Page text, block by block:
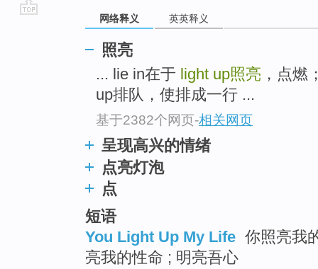
网络释义 英英释义
照亮
... lie in在于 light up照亮 ，点燃
up排队，使排成一行 ...
基于2382个网页-相关网页
呈现高兴的情绪
点亮灯泡
点
短语
You Light Up My Life 你照亮我
亮我的性命 ; 明亮吾心